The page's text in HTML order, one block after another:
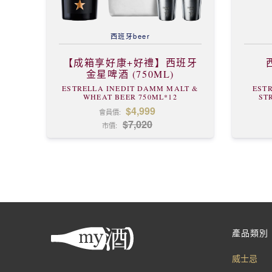
西班牙beer
【成箱享好康+好禮】西班牙
金星啤酒 (750ML)
ESTRELLA INEDIT DAMM MALT &
WHEAT BEER 750ML*12
會員價: $4,999
市價: $7,020
產品類別
威士忌